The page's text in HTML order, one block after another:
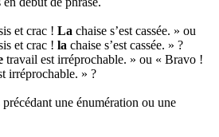
et crac ! La chaise s’est cassée. » ou
et crac ! la chaise s’est cassée. » ?
travail est irréprochable. » ou « Bravo !
irréprochable. » ?
une énumération ou une